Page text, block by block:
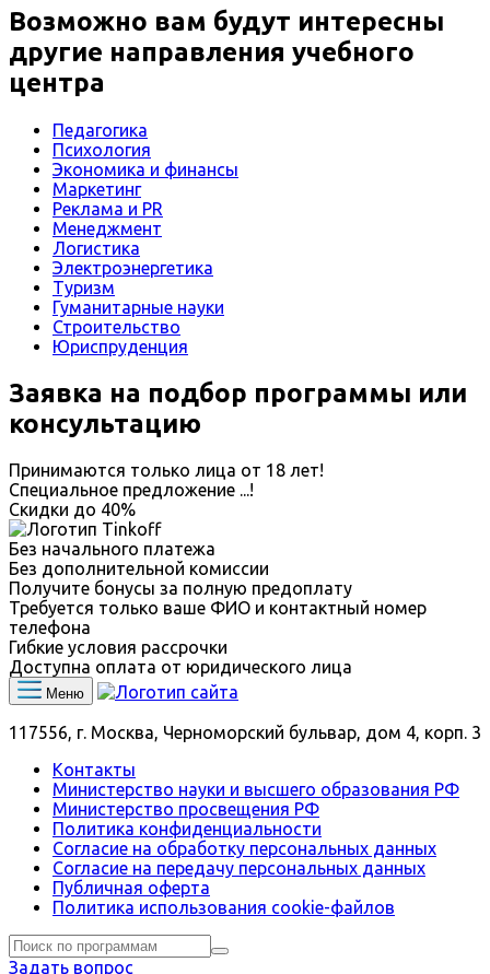
Возможно вам будут интересны
другие направления учебного
центра
Педагогика
Психология
Экономика и финансы
Маркетинг
Реклама и PR
Менеджмент
Логистика
Электроэнергетика
Туризм
Гуманитарные науки
Строительство
Юриспруденция
Заявка на подбор программы или
консультацию
Принимаются только лица от 18 лет!
Специальное предложение ...!
Скидки до 40%
Без начального платежа
Без дополнительной комиссии
Получите бонусы за полную предоплату
Требуется только ваше ФИО и контактный номер
телефона
Гибкие условия рассрочки
Доступна оплата от юридического лица
Меню
117556, г. Москва, Черноморский бульвар, дом 4, корп. 3
Контакты
Министерство науки и высшего образования РФ
Министерство просвещения РФ
Политика конфиденциальности
Согласие на обработку персональных данных
Согласие на передачу персональных данных
Публичная оферта
Политика использования сookie-файлов
Задать вопрос